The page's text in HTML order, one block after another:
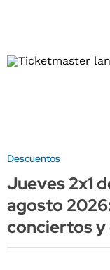
Descuentos
Jueves 2x1
agosto
conciertos y